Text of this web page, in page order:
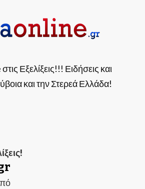
Εξελίξεις!!! Ειδήσεις και
και την Στερεά Ελλάδα!